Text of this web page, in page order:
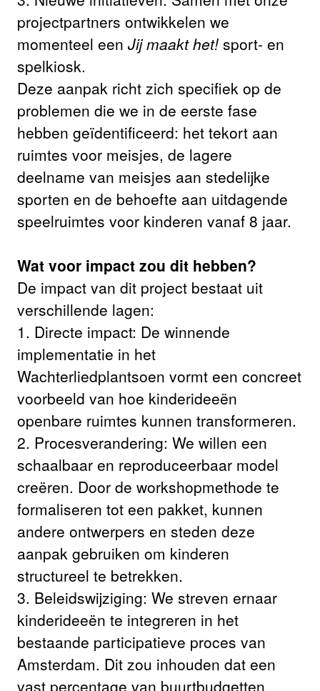
projectpartners ontwikkelen we
momenteel een Jij maakt het! sport- en
spelkiosk.
Deze aanpak richt zich specifiek op de
problemen die we in de eerste fase
hebben geïdentificeerd: het tekort aan
ruimtes voor meisjes, de lagere
deelname van meisjes aan stedelijke
sporten en de behoefte aan uitdagende
speelruimtes voor kinderen vanaf 8 jaar.
Wat voor impact zou dit hebben?
De impact van dit project bestaat uit
verschillende lagen:
1. Directe impact: De winnende
implementatie in het
Wachterliedplantsoen vormt een concreet
voorbeeld van hoe kinderideeën
openbare ruimtes kunnen transformeren.
2. Procesverandering: We willen een
schaalbaar en reproduceerbaar model
creëren. Door de workshopmethode te
formaliseren tot een pakket, kunnen
andere ontwerpers en steden deze
aanpak gebruiken om kinderen
structureel te betrekken.
3. Beleidswijziging: We streven ernaar
kinderideeën te integreren in het
bestaande participatieve proces van
Amsterdam. Dit zou inhouden dat een
vast percentage van buurtbudgetten